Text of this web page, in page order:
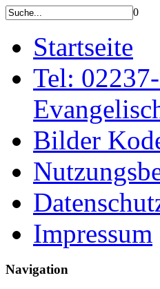
0
Startseite
Tel:
Bilder
Impressum
Navigation